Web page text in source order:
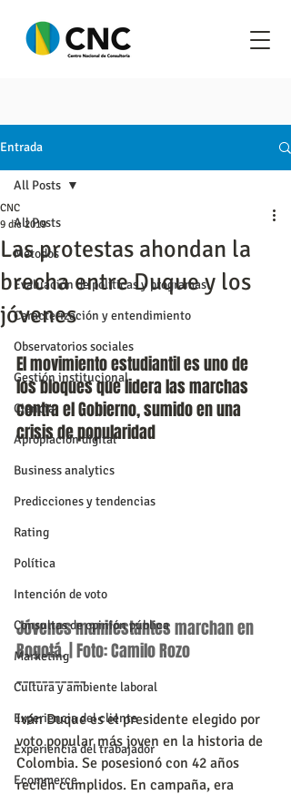
Entrada
All Posts
Metodos
Evaluación de políticas y programas
Caracterización y entendimiento
Observatorios sociales
Gestión institucional
Ciencia
Apropiación digital
Business analytics
Predicciones y tendencias
Rating
Política
Intención de voto
Consultas de opinión pública
Marketing
Cultura y ambiente laboral
Experiencia del cliente
Experiencia del trabajador
Ecommerce
All Posts
Las protestas ahondan la
brecha entre Duque y los
jóvenes
CNC
9 dic 2019
El movimiento estudiantil es uno de
los bloques que lidera las marchas
contra el Gobierno, sumido en una
crisis de popularidad
Jóvenes manifestantes marchan en
Bogotá. | Foto: Camilo Rozo
Iván Duque es el presidente elegido por
voto popular más joven en la historia de
Colombia. Se posesionó con 42 años
recién cumplidos. En campaña, era